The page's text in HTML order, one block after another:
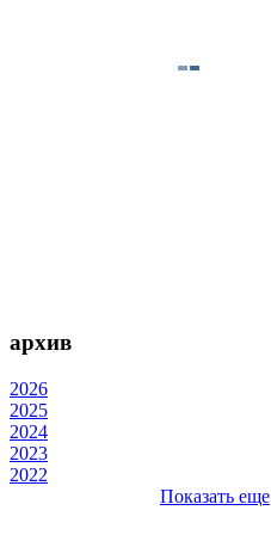
архив
2026
2025
2024
2023
2022
Показать еще